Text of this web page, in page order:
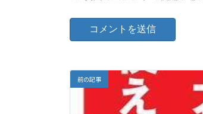
前の記事